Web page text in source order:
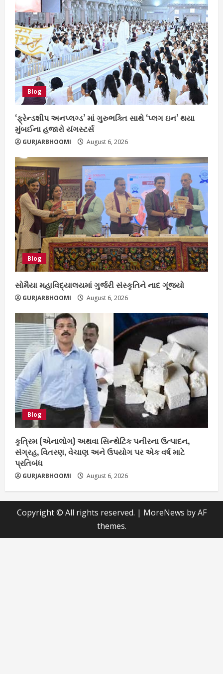
Blog
‘ફ્રેન્ડશીપ અનપ્લગ્ડ’ માં ગુરુભક્તિ સાથે ‘પ્લગ ઇન’ થયા
મુંબઈના હજારો યંગસ્ટર્સ
GURJARBHOOMI August 6, 2026
Blog
સોમૈયા મહાવિદ્યાલયમાં ગુર્જરી સંસ્કૃતિને નાદ ગૂંજ્યો
GURJARBHOOMI August 6, 2026
Blog
કૃત્રિમ (એનાલોગ) અથવા સિન્થેટિક પનીરના ઉત્પાદન,
સંગ્રહ, વિતરણ, વેચાણ અને ઉપયોગ પર એક વર્ષ માટે
પ્રતિબંધ
GURJARBHOOMI August 6, 2026
Copyright © All rights reserved. | MoreNews by AF
themes.